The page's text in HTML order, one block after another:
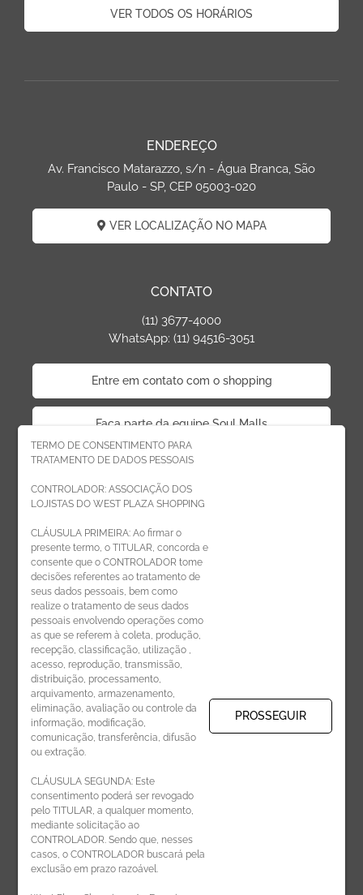
TERMO DE CONSENTIMENTO PARA
TRATAMENTO DE DADOS PESSOAIS
CONTROLADOR: ASSOCIAÇÃO DOS
LOJISTAS DO WEST PLAZA SHOPPING
CLÁUSULA PRIMEIRA: Ao firmar o
presente termo, o TITULAR, concorda e
consente que o CONTROLADOR tome
decisões referentes ao tratamento de
seus dados pessoais, bem como
realize o tratamento de seus dados
pessoais envolvendo operações como
as que se referem à coleta, produção,
recepção, classificação, utilização ,
acesso, reprodução, transmissão,
distribuição, processamento,
arquivamento, armazenamento,
eliminação, avaliação ou controle da
informação, modificação,
comunicação, transferência, difusão
ou extração.
CLÁUSULA SEGUNDA: Este
consentimento poderá ser revogado
pelo TITULAR, a qualquer momento,
mediante solicitação ao
CONTROLADOR. Sendo que, nesses
casos, o CONTROLADOR buscará pela
exclusão em prazo razoável.
PROSSEGUIR
VER TODOS OS HORÁRIOS
ENDEREÇO
Av. Francisco Matarazzo, s/n - Água Branca, São
Paulo - SP, CEP 05003-020
VER LOCALIZAÇÃO NO MAPA
CONTATO
(11) 3677-4000
WhatsApp: (11) 94516-3051
Entre em contato com o shopping
Faça parte da equipe Soul Malls
Faça parte da equipe West Plaza
Politica de privacidade
Código de Ética de Parceiros
CADASTRE-SE
Receba novidades por e-mail:
CADASTRAR